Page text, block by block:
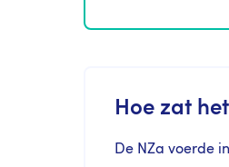
Hoe zat
De NZa voerde